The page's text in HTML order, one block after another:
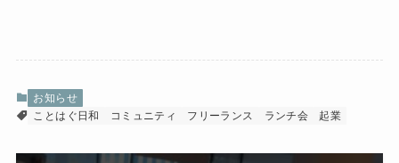
お知らせ
ことはぐ日和
コミュニティ フリーランス ランチ会 起業